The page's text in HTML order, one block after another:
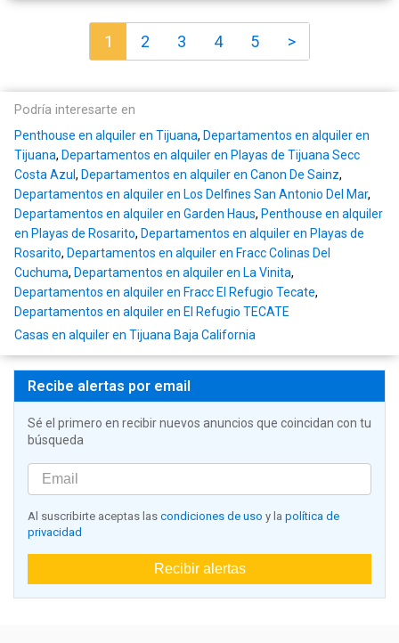
1 2 3 4 5 >
Podría interesarte en
Penthouse en alquiler en Tijuana, Departamentos en alquiler en
Tijuana, Departamentos en alquiler en Playas de Tijuana Secc
Costa Azul , Departamentos en alquiler en Canon De Sainz,
Departamentos en alquiler en Los Delfines San Antonio Del Mar,
Departamentos en alquiler en Garden Haus, Penthouse en alquiler
en Playas de Rosarito, Departamentos en alquiler en Playas de
Rosarito, Departamentos en alquiler en Fracc Colinas Del
Cuchuma, Departamentos en alquiler en La Vinita,
Departamentos en alquiler en Fracc El Refugio Tecate,
Departamentos en alquiler en El Refugio TECATE
Casas en alquiler en Tijuana Baja California
Recibe alertas por email
Sé el primero en recibir nuevos anuncios que coincidan con tu
búsqueda
Al suscribirte aceptas las condiciones de uso y la política de
privacidad
Recibir alertas